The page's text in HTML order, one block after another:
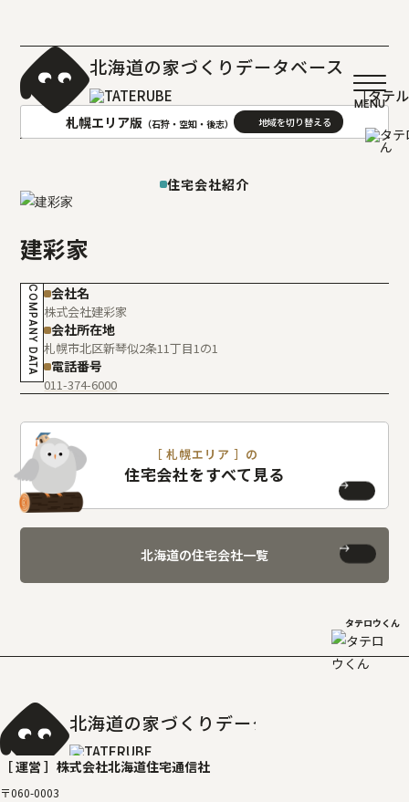
北海道の家づくりデータベース
［タテ
札幌エリア版 （石狩・空知・後志）
函館(渡島･檜山)版
室蘭(胆振･日高)版
釧路(釧路･根室)版
北見(オホーツク)版
住宅会社紹介
建彩家
COMPANY DATA 会社名
株式会社建彩家
会社所在地
札幌市北区新琴似2条11丁目1の1
電話番号
011-374-6000
［ 札幌エリア ］の
住宅会社をすべて見る
北海道の住宅会社一覧
タテロウくん
北海道の家づくりデータベース
［ 運営 ］ 株式会社北海道住宅通信社
〒060-0003